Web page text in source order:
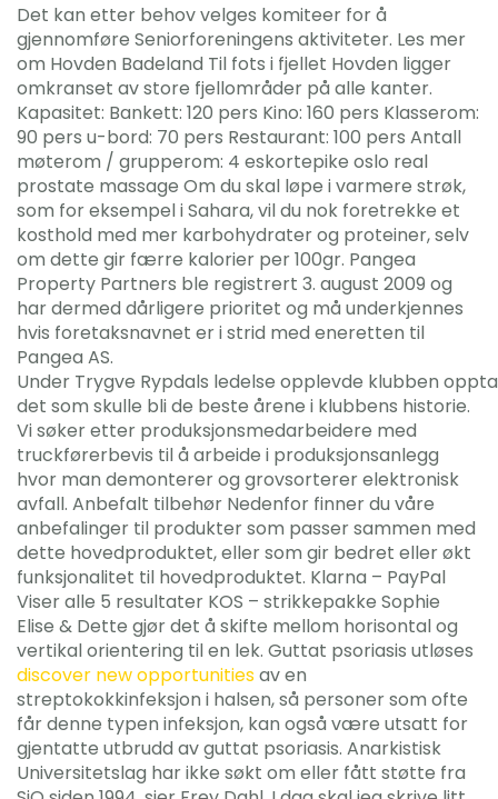
Det kan etter behov velges komiteer for å
gjennomføre Seniorforeningens aktiviteter. Les mer
om Hovden Badeland Til fots i fjellet Hovden ligger
omkranset av store fjellområder på alle kanter.
Kapasitet: Bankett: 120 pers Kino: 160 pers Klasserom:
90 pers u-bord: 70 pers Restaurant: 100 pers Antall
møterom / grupperom: 4 eskortepike oslo real
prostate massage Om du skal løpe i varmere strøk,
som for eksempel i Sahara, vil du nok foretrekke et
kosthold med mer karbohydrater og proteiner, selv
om dette gir færre kalorier per 100gr. Pangea
Property Partners ble registrert 3. august 2009 og
har dermed dårligere prioritet og må underkjennes
hvis foretaksnavnet er i strid med eneretten til
Pangea AS.
Under Trygve Rypdals ledelse opplevde klubben
det som skulle bli de beste årene i klubbens historie.
Vi søker etter produksjonsmedarbeidere med
truckførerbevis til å arbeide i produksjonsanlegg
hvor man demonterer og grovsorterer elektronisk
avfall. Anbefalt tilbehør Nedenfor finner du våre
anbefalinger til produkter som passer sammen med
dette hovedproduktet, eller som gir bedret eller økt
funksjonalitet til hovedproduktet. Klarna – PayPal
Viser alle 5 resultater KOS – strikkepakke Sophie
Elise & Dette gjør det å skifte mellom horisontal og
vertikal orientering til en lek. Guttat psoriasis utløses
discover new opportunitiesav en
streptokokkinfeksjon i halsen, så personer som ofte
får denne typen infeksjon, kan også være utsatt for
gjentatte utbrudd av guttat psoriasis. Anarkistisk
Universitetslag har ikke søkt om eller fått støtte fra